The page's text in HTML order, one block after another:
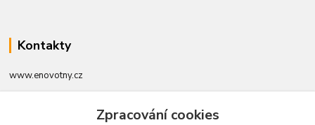
Kontakty
www.enovotny.cz
+420 721 056 406Zpracování cookies